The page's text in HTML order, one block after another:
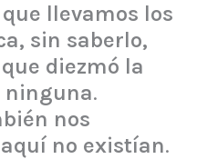
llevamos los
sin saberlo,
diezmó la
ninguna.
nos
no existían.